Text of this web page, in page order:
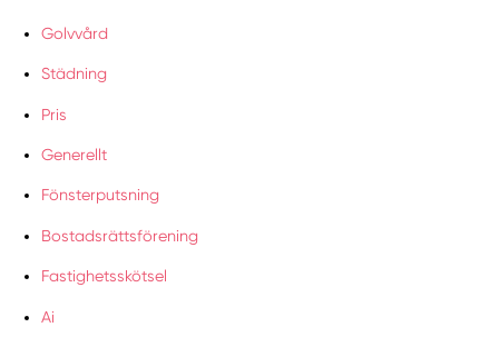
Golvvård
Städning
Pris
Generellt
Fönsterputsning
Bostadsrättsförening
Fastighetsskötsel
Ai